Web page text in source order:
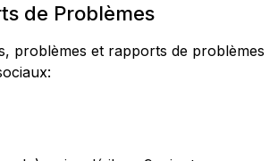
de Problèmes
problèmes et rapports de problèmes